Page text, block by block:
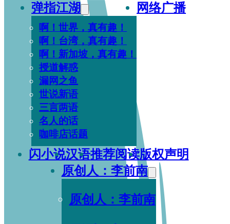
弹指江湖
啊！世界，真有趣！
啊！台湾，真有趣！
啊！新加坡，真有趣！
授道解惑
漏网之鱼
世说新语
三言两语
名人的话
咖啡店话题
网络广播
闪小说汉语推荐阅读版权声明
原创人：李前南
原创人：李前南